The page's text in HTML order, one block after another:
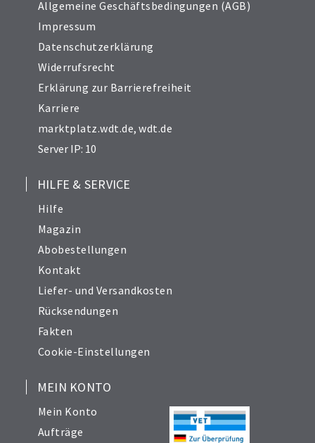
Allgemeine Geschäftsbedingungen (AGB)
Impressum
Datenschutzerklärung
Widerrufsrecht
Erklärung zur Barrierefreiheit
Karriere
marktplatz.wdt.de,wdt.de
Server IP: 10
HILFE & SERVICE
Hilfe
Magazin
Abobestellungen
Kontakt
Liefer- und Versandkosten
Rücksendungen
Fakten
Cookie-Einstellungen
MEIN KONTO
Mein Konto
Aufträge